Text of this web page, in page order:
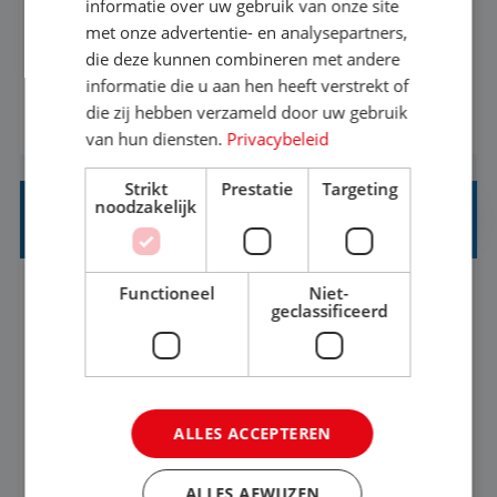
het nu voor jezelf is, of voor een ander: jij vindt
het super om een mooie reis van A tot Z te
regelen. Door jouw kennis en ervaring leren onze
vakantiegangers de meest prachtige plekjes op
aarde kennen! 🏝️Wat ga je doen?Klantgericht
werken: of het nu gaat om vragen ...
BEKIJK VACATURE
STAGIAIR BUSINESS INTELLIGENCE
's-Hertogenbosch
37-40+ uur
informatiebehoefte van verschillende interne
afdelingen specificeren. Aan de hand van deze
informatie over uw gebruik van onze site
met onze advertentie- en analysepartners,
die deze kunnen combineren met andere
informatie die u aan hen heeft verstrekt of
die zij hebben verzameld door uw gebruik
van hun diensten. Privacybeleid
Strikt
noodzakelijk
Prestatie Targeting
Functioneel
Niet-
geclassificeerd
ALLES ACCEPTEREN